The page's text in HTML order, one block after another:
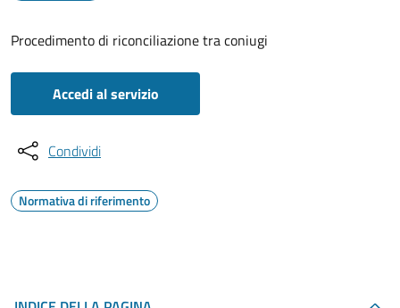
Procedimento di riconciliazione tra coniugi
Accedi al servizio
Condividi
Normativa di riferimento